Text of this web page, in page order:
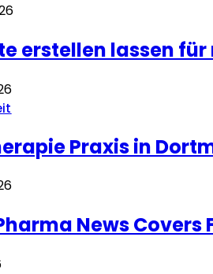
erstellen lassen
Praxis in
News Covers